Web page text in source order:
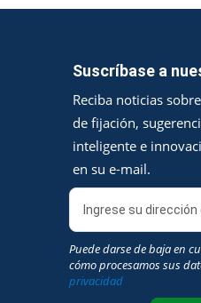
Suscríbase a
Reciba noticias
de fijación,
inteligente e
en su e-mail.
Puede darse de baja en
cómo procesamos sus
privacidad